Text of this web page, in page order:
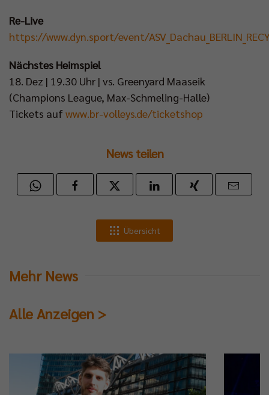
Re-Live
https://www.dyn.sport/event/
Nächstes Heimspiel
18. Dez | 19.30 Uhr | vs. Greenyard Maaseik
(Champions League, Max-Schmeling-Halle)
Tickets auf www.br-volleys.de/ticketshop
News teilen
Übersicht
Mehr News
Alle Anzeigen >